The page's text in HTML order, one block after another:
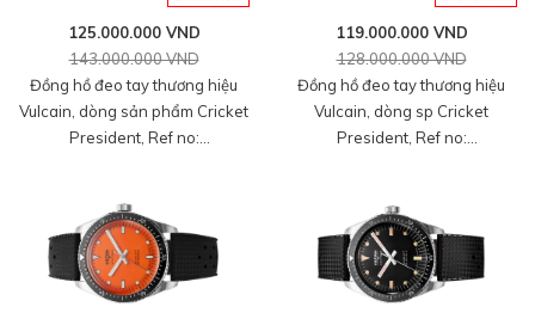
Kích thước39mmlà lựa chọn lý tưởng cho những ai
hợp trên cổ tay của quý ông thanh lịch và tinh tế.
Bộ máy lên cót tay – Giá trị truyền thống vượt thời
125.000.000 VND
143.000.000 VND
Đồng hồ đeo tay thương hiệu
Vulcain, dòng sản phẩm Cricket
President, Ref no:
cót tay, vỏ đồng hồ thép không
gỉ 316L, dây da bê màu đen,
mới 100%
119.000.000 VND
128.000.000 VND
Đồng hồ đeo tay thương hiệu
Vulcain, dòng sp Cricket
President, Ref no:
36mm, máy lên cót tay, vỏ thép
không gỉ 316L, dây da bê màu
đen, mới 100%